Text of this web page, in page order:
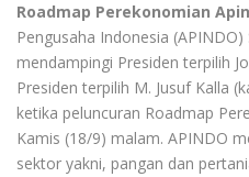
Roadmap Perekonomian
Pengusaha Indonesia
mendampingi Presiden terpilih
Presiden terpilih M. Jusuf Kalla
ketika peluncuran Roadmap
Kamis (18/9) malam. APINDO
sektor yakni, pangan dan